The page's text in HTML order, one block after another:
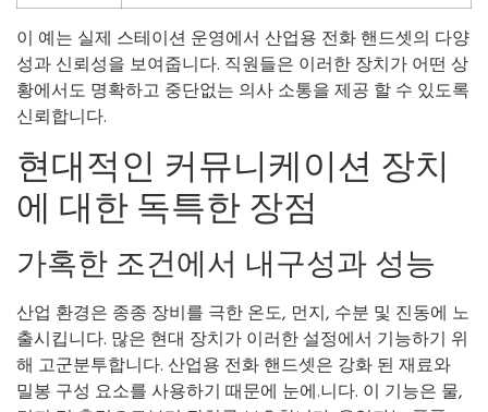
이 예는 실제 스테이션 운영에서 산업용 전화 핸드셋의 다양
성과 신뢰성을 보여줍니다. 직원들은 이러한 장치가 어떤 상
황에서도 명확하고 중단없는 의사 소통을 제공 할 수 있도록
신뢰합니다.
현대적인 커뮤니케이션 장치
에 대한 독특한 장점
가혹한 조건에서 내구성과 성능
산업 환경은 종종 장비를 극한 온도, 먼지, 수분 및 진동에 노
출시킵니다. 많은 현대 장치가 이러한 설정에서 기능하기 위
해 고군분투합니다. 산업용 전화 핸드셋은 강화 된 재료와
밀봉 구성 요소를 사용하기 때문에 눈에.니다. 이 기능은 물,